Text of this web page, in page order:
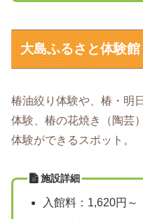
大島ふるさと体験館
椿油絞り体験や、椿・明
体験、椿の花焼き（陶芸
体験ができるスポット。
施設詳細
入館料：1,620円～